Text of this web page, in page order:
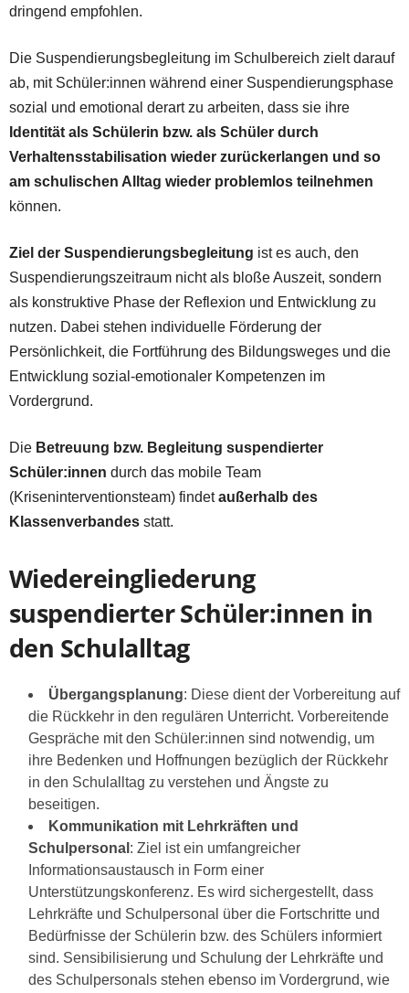
dringend empfohlen.
Die Suspendierungsbegleitung im Schulbereich zielt darauf
ab, mit Schüler:innen während einer Suspendierungsphase
sozial und emotional derart zu arbeiten, dass sie ihre
Identität als Schülerin bzw. als Schüler durch
Verhaltensstabilisation wieder zurückerlangen und so
am schulischen Alltag wieder problemlos teilnehmen
können.
Ziel der Suspendierungsbegleitung ist es auch, den
Suspendierungszeitraum nicht als bloße Auszeit, sondern
als konstruktive Phase der Reflexion und Entwicklung zu
nutzen. Dabei stehen individuelle Förderung der
Persönlichkeit, die Fortführung des Bildungsweges und die
Entwicklung sozial-emotionaler Kompetenzen im
Vordergrund.
Die Betreuung bzw. Begleitung suspendierter
Schüler:innen durch das mobile Team
(Kriseninterventionsteam) findetaußerhalb des
Klassenverbandes statt.
Wiedereingliederung
suspendierter Schüler:innen in
den Schulalltag
Übergangsplanung: Diese dient der Vorbereitung auf
die Rückkehr in den regulären Unterricht. Vorbereitende
Gespräche mit den Schüler:innen sind notwendig, um
ihre Bedenken und Hoffnungen bezüglich der Rückkehr
in den Schulalltag zu verstehen und Ängste zu
beseitigen.
Kommunikation mit Lehrkräften und
Schulpersonal : Ziel ist ein umfangreicher
Informationsaustausch in Form einer
Unterstützungskonferenz. Es wird sichergestellt, dass
Lehrkräfte und Schulpersonal über die Fortschritte und
Bedürfnisse der Schülerin bzw. des Schülers informiert
sind. Sensibilisierung und Schulung der Lehrkräfte und
des Schulpersonals stehen ebenso im Vordergrund, wie